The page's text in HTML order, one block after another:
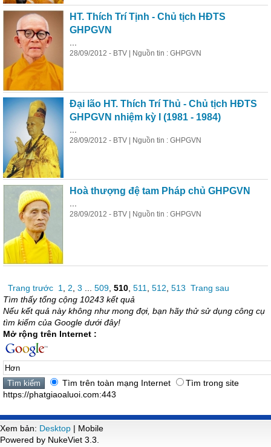
HT. Thích Trí Tịnh - Chủ tịch HĐTS
GHPGVN
28/09/2012 - BTV | Nguồn tin : GHPGVN
Đại lão HT. Thích Trí Thủ - Chủ tịch HĐTS
GHPGVN nhiệm kỳ I (1981 - 1984)
28/09/2012 - BTV | Nguồn tin : GHPGVN
Hoà thượng đệ tam Pháp chủ GHPGVN
28/09/2012 - BTV | Nguồn tin : GHPGVN
Trang trước 1 2 3 509 510 511 512 513 Trang sau
Tìm thấy tổng cộng 10243 kết quả
Nếu kết quả này không như mong đợi, bạn hãy thử sử dụng công cụ
tìm kiếm của Google dưới đây!
Mở rộng trên Internet :
Tìm trên toàn mạng Internet
Tìm trong site
https://phatgiaoaluoi.com:443
Xem bản: Desktop | Mobile
Powered by NukeViet 3.3.